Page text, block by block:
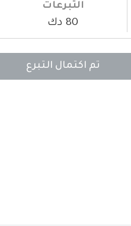
التبرعات
80 دك
تم اكتمال التبرع